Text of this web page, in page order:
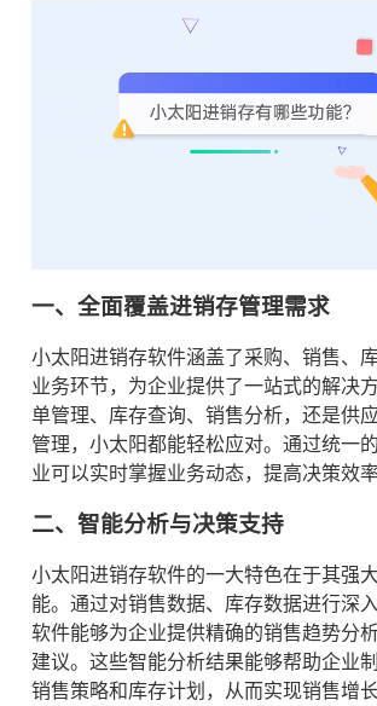
一、全面覆盖进销存管理需求
小太阳进销存软件涵盖了采购、销售、
业务环节，为企业提供了一站式的解决
单管理、库存查询、销售分析，还是供
管理，小太阳都能轻松应对。通过统一
业可以实时掌握业务动态，提高决策效率
二、智能分析与决策支持
小太阳进销存软件的一大特色在于其强
能。通过对销售数据、库存数据进行深
软件能够为企业提供精确的销售趋势分
建议。这些智能分析结果能够帮助企业
销售策略和库存计划，从而实现销售增